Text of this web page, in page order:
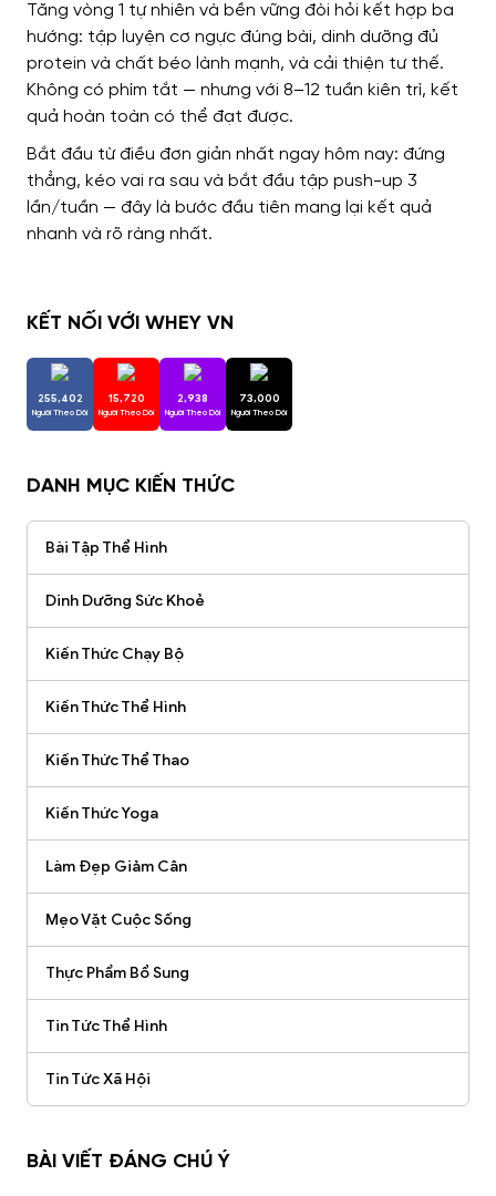
Tăng vòng 1 tự nhiên và bền vững đòi hỏi kết hợp ba
hướng: tập luyện cơ ngực đúng bài, dinh dưỡng đủ
protein và chất béo lành mạnh, và cải thiện tư thế.
Không có phím tắt — nhưng với 8–12 tuần kiên trì, kết
quả hoàn toàn có thể đạt được.
Bắt đầu từ điều đơn giản nhất ngay hôm nay: đứng
thẳng, kéo vai ra sau và bắt đầu tập push-up 3
lần/tuần — đây là bước đầu tiên mang lại kết quả
nhanh và rõ ràng nhất.
KẾT NỐI VỚI WHEY VN
255,402
Người Theo Dõi
15,720
Người Theo Dõi
2,938
Người Theo Dõi
73,000
Người Theo Dõi
DANH MỤC KIẾN THỨC
Bài Tập Thể Hình
Dinh Dưỡng Sức Khoẻ
Kiến Thức Chạy Bộ
Kiến Thức Thể Hình
Kiến Thức Thể Thao
Kiến Thức Yoga
Làm Đẹp Giảm Cân
Mẹo Vặt Cuộc Sống
Thực Phẩm Bổ Sung
Tin Tức Thể Hình
Tin Tức Xã Hội
BÀI VIẾT ĐÁNG CHÚ Ý